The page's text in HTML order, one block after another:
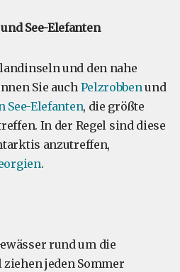
See-Elefanten
und den nahe
Sie auch Pelzrobbenund
See-Elefanten, die größte
In der Regel sind diese
anzutreffen,
.
rund um die
jeden Sommer